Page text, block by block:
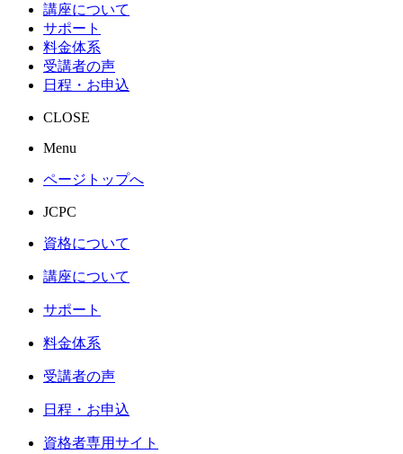
講座について
サポート
料金体系
受講者の声
日程・お申込
CLOSE
Menu
ページトップへ
JCPC
資格について
講座について
サポート
料金体系
受講者の声
日程・お申込
資格者専用サイト